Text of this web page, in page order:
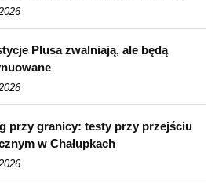
Plusa zwalniają, ale będą
przy granicy: testy przy przejściu
w Chałupkach